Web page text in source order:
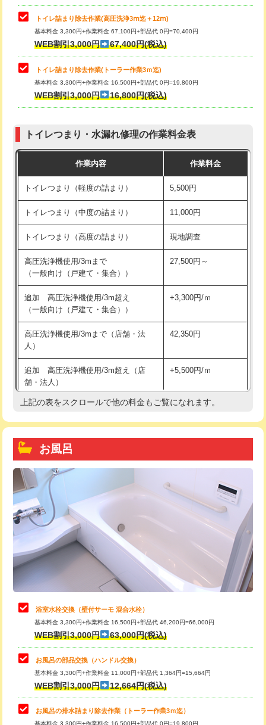
トイレ詰まり除去作業(高圧洗浄3ⅿ迄＋12ⅿ)
基本料金 3,300円+作業料金 67,100円+部品代 0円=70,400円
WEB割引3,000円 67,400円(税込)
トイレ詰まり除去作業(トーラー作業3ｍ迄)
基本料金 3,300円+作業料金 16,500円+部品代 0円=19,800円
WEB割引3,000円 16,800円(税込)
トイレつまり・水漏れ修理の作業料金表
作業内容 作業料金
トイレつまり（軽度の詰まり） 5,500円
トイレつまり（中度の詰まり） 11,000円
トイレつまり（高度の詰まり） 現地調査
高圧洗浄機使用/3mまで
（一般向け（戸建て・集合））
27,500円～
追加 高圧洗浄機使用/3m超え
（一般向け（戸建て・集合））
+3,300円/ｍ
高圧洗浄機使用/3mまで（店舗・法
人）
42,350円
追加 高圧洗浄機使用/3m超え（店
舗・法人）
+5,500円/ｍ
高度高圧洗浄換 現地調査
トーラー機使用/3mまで
追加トーラー機使用/3m超え
カメラ調査 33,000円
桝清掃 8,800円
止水・漏水調査・防水処理・清掃・修
理・調整・分解・加工など（軽作業）
止水・漏水調査・防水処理・清掃・修
理・調整・分解・加工など（中作業）
22,000円
止水・漏水調査・防水処理・清掃・修
理・調整・分解・加工など（重作業）
33,000円
トイレタンク脱着
トイレ便器脱着
タンクレストイレ脱着 33,000円
上記の表をスクロールで他の料金もご覧になれます。
お風呂
浴室水栓交換（壁付サーモ 混合水栓）
基本料金 3,300円+作業料金 16,500円+部品代 46,200円=66,000円
WEB割引3,000円 63,000円(税込)
お風呂の部品交換（ハンドル交換）
基本料金 3,300円+作業料金 11,000円+部品代 1,364円=15,664円
WEB割引3,000円 12,664円(税込)
お風呂の排水詰まり除去作業（トーラー作業3ｍ迄）
基本料金 3,300円+作業料金 16,500円+部品代 0円=19,800円